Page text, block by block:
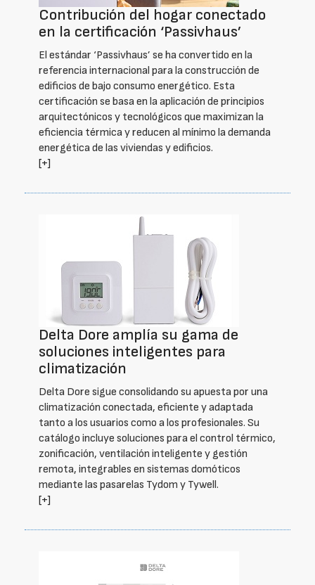
Contribución del hogar conectado
en la certificación ‘Passivhaus’
El estándar ‘Passivhaus’ se ha convertido en la
referencia internacional para la construcción de
edificios de bajo consumo energético. Esta
certificación se basa en la aplicación de principios
arquitectónicos y tecnológicos que maximizan la
eficiencia térmica y reducen al mínimo la demanda
energética de las viviendas y edificios.
[+]
Delta Dore amplía su gama de
soluciones inteligentes para
climatización
Delta Dore sigue consolidando su apuesta por una
climatización conectada, eficiente y adaptada
tanto a los usuarios como a los profesionales. Su
catálogo incluye soluciones para el control térmico,
zonificación, ventilación inteligente y gestión
remota, integrables en sistemas domóticos
mediante las pasarelas Tydom y Tywell.
[+]